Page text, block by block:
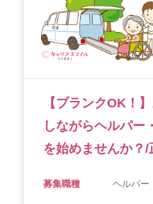
支店連
会社概要 個人情
お知らせ 採用
【ブランクOK！
しながらヘルパー
を始めませんか？/
募集職種 ヘルパー